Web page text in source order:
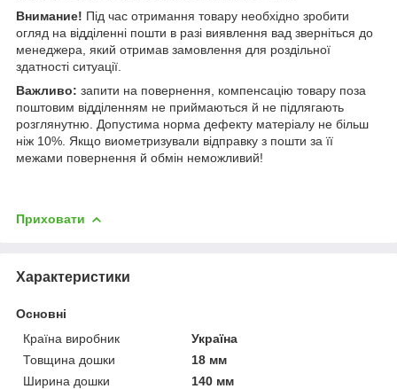
Внимание! Під час отримання товару необхідно зробити
огляд на відділенні пошти в разі виявлення вад зверніться до
менеджера, який отримав замовлення для роздільної
здатності ситуації.
Важливо: запити на повернення, компенсацію товару поза
поштовим відділенням не приймаються й не підлягають
розглянутню. Допустима норма дефекту матеріалу не більш
ніж 10%. Якщо виометризували відправку з пошти за її
межами повернення й обмін неможливий!
Приховати
Характеристики
Основні
Країна виробник
Україна
Товщина дошки
18 мм
Ширина дошки
140 мм